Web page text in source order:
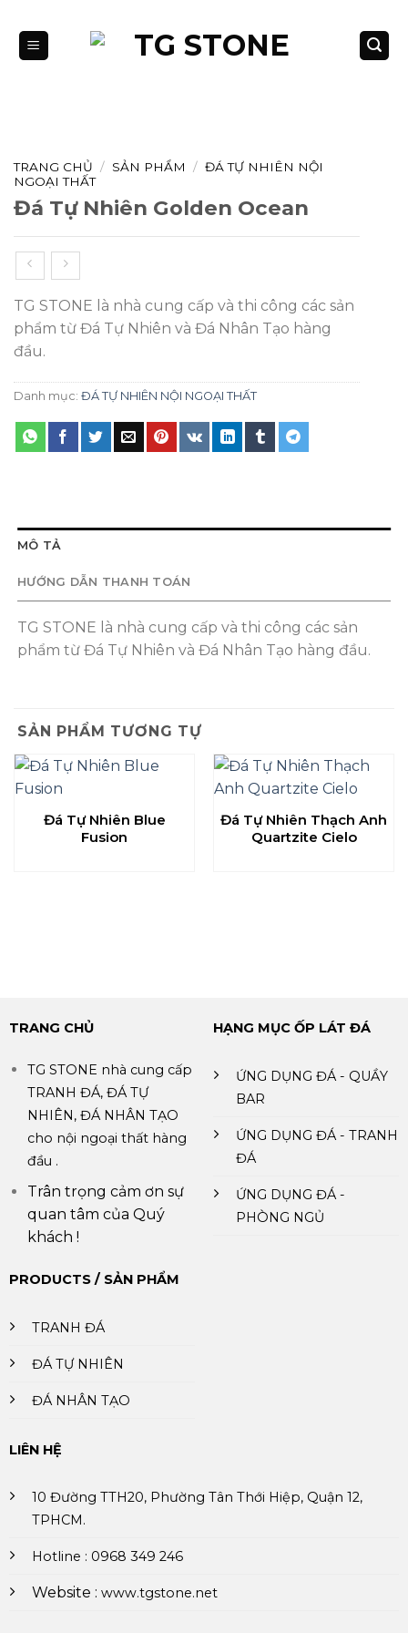
qua
nội
TRANG CHỦ / SẢN PHẨM / ĐÁ TỰ NHIÊN NỘI
NGOẠI THẤT
Đá Tự Nhiên Golden Ocean
TG STONE là nhà cung cấp và thi công các sản
phẩm từ Đá Tự Nhiên và Đá Nhân Tạo hàng
đầu.
Danh mục: ĐÁ TỰ NHIÊN NỘI NGOẠI THẤT
MÔ TẢ
HƯỚNG DẪN THANH TOÁN
TG STONE là nhà cung cấp và thi công các sản
phẩm từ Đá Tự Nhiên và Đá Nhân Tạo hàng đầu.
SẢN PHẨM TƯƠNG TỰ
Đá Tự Nhiên Blue
Fusion
Đá Tự Nhiên Thạch Anh
Quartzite Cielo
TRANG CHỦ
TG STONE nhà cung cấp
TRANH ĐÁ, ĐÁ TỰ
NHIÊN, ĐÁ NHÂN TẠO
cho nội ngoại thất hàng
đầu .
Trân trọng cảm ơn sự
quan tâm của Quý
khách !
HẠNG MỤC ỐP LÁT ĐÁ
ỨNG DỤNG ĐÁ - QUẦY
BAR
ỨNG DỤNG ĐÁ - TRANH
ĐÁ
ỨNG DỤNG ĐÁ -
PHÒNG NGỦ
PRODUCTS / SẢN PHẨM
TRANH ĐÁ
ĐÁ TỰ NHIÊN
ĐÁ NHÂN TẠO
LIÊN HỆ
10 Đường TTH20, Phường Tân Thới Hiệp, Quận 12,
TPHCM.
Hotline : 0968 349 246
Website : www.tgstone.net